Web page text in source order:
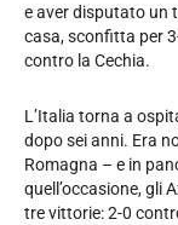
e aver disputato un
casa, sconfitta per
contro la Cechia.
L’Italia torna a
dopo sei anni. Era
Romagna – e in
quell’occasione, gli
tre vittorie: 2-0